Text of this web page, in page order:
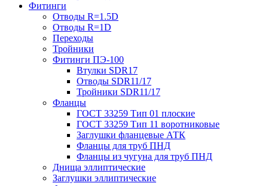
Фитинги
Отводы R=1.5D
Отводы R=1D
Переходы
Тройники
Фитинги ПЭ-100
Втулки SDR17
Отводы SDR11/17
Тройники SDR11/17
Фланцы
ГОСТ 33259 Тип 01 плоские
ГОСТ 33259 Тип 11 воротниковые
Заглушки фланцевые АТК
Фланцы для труб ПНД
Фланцы из чугуна для труб ПНД
Днища эллиптические
Заглушки эллиптические